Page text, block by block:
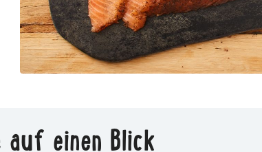
auf einen Blick